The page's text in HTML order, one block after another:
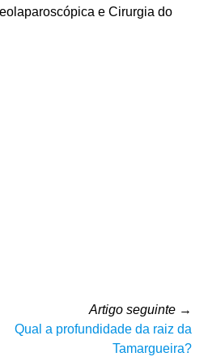
e Cirurgia do
Artigo seguinte →
Qual a profundidade da raiz da
Tamargueira?